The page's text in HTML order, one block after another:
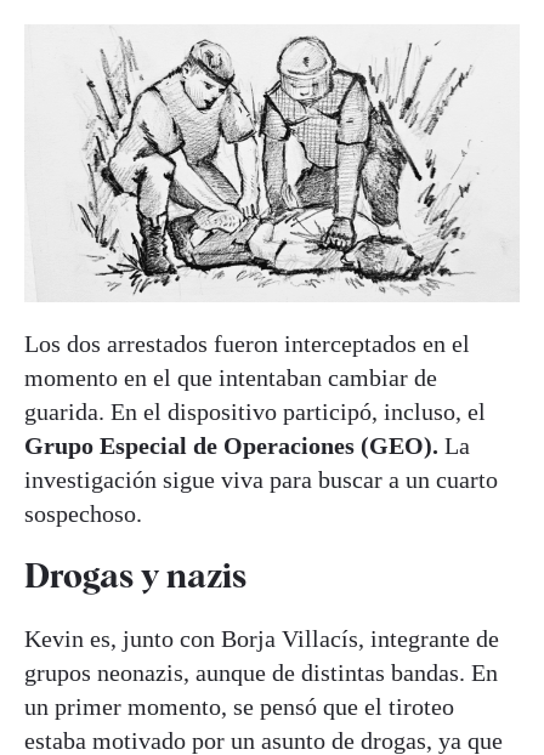
Los dos arrestados fueron interceptados en el
momento en el que intentaban cambiar de
guarida. En el dispositivo participó, incluso, el
Grupo Especial de Operaciones (GEO). La
investigación sigue viva para buscar a un cuarto
sospechoso.
Drogas y nazis
Kevin es, junto con Borja Villacís, integrante de
grupos neonazis, aunque de distintas bandas. En
un primer momento, se pensó que el tiroteo
estaba motivado por un asunto de drogas, ya que